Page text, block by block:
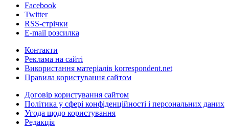
Facebook
Twitter
RSS-стрічки
E-mail розсилка
Контакти
Реклама на сайті
Використання матеріалів korrespondent.net
Правила користування сайтом
Договір користування сайтом
Політика у сфері конфіденційності і персональних даних
Угода щодо користування
Редакція